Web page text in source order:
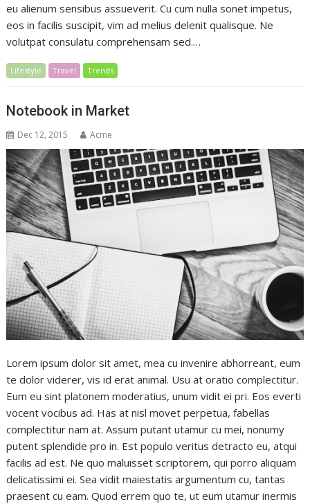
eu alienum sensibus assueverit. Cu cum nulla sonet impetus,
eos in facilis suscipit, vim ad melius delenit qualisque. Ne
volutpat consulatu comprehensam sed.…
Lifestyle Travel Trends
Notebook in Market
Dec 12, 2015 Acme
Lorem ipsum dolor sit amet, mea cu invenire abhorreant, eum
te dolor viderer, vis id erat animal. Usu at oratio complectitur.
Eum eu sint platonem moderatius, unum vidit ei pri. Eos everti
vocent vocibus ad. Has at nisl movet perpetua, fabellas
complectitur nam at. Assum putant utamur cu mei, nonumy
putent splendide pro in. Est populo veritus detracto eu, atqui
facilis ad est. Ne quo maluisset scriptorem, qui porro aliquam
delicatissimi ei. Sea vidit maiestatis argumentum cu, tantas
praesent cu eam. Quod errem quo te, ut eum utamur inermis